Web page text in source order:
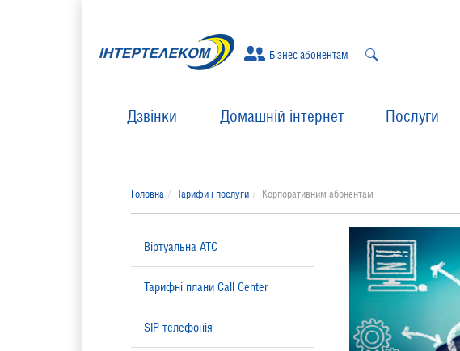
Бізнес абонентам
Дзвінки Домашній інтернет Послуги
Головна Тарифи і послуги Корпоративним абонентам
Віртуальна АТС
Тарифні плани Call Center
SIP телефонія